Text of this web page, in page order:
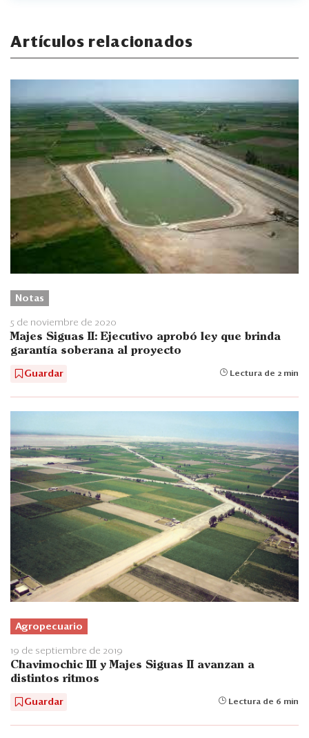
Artículos relacionados
Notas
5 de noviembre de 2020
Majes Siguas II: Ejecutivo aprobó ley que brinda
garantía soberana al proyecto
Guardar Lectura de 2 min
Agropecuario
19 de septiembre de 2019
Chavimochic III y Majes Siguas II avanzan a
distintos ritmos
Guardar Lectura de 6 min